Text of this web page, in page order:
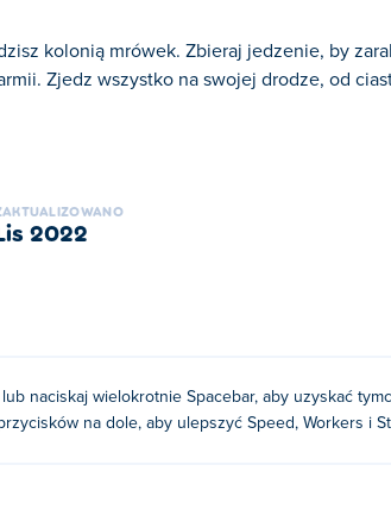
kolonią mrówek. Zbieraj jedzenie, by
Zjedz wszystko na swojej drodze, od
kategorii: Gry Symulacyjne.
lis 2022
naciskaj wielokrotnie Spacebar, aby uzyskać
na dole, aby ulepszyć Speed, Workers i